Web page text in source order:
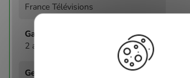
France Télévisions
2 ans